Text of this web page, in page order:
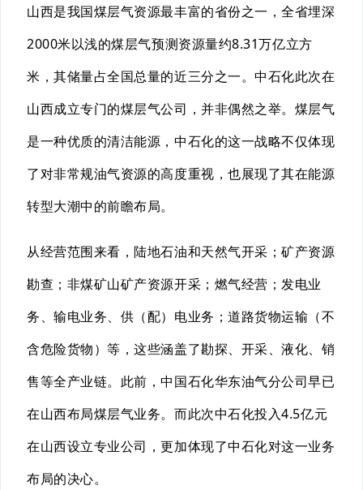
山西是我国煤层气资源最丰富的省份之一，全省埋深
2000米以浅的煤层气预测资源量约8.31万亿立方
米，其储量占全国总量的近三分之一。中石化此次在
山西成立专门的煤层气公司，并非偶然之举。煤层气
是一种优质的清洁能源，中石化的这一战略不仅体现
了对非常规油气资源的高度重视，也展现了其在能源
转型大潮中的前瞻布局。
从经营范围来看，陆地石油和天然气开采；矿产资源
勘查；非煤矿山矿产资源开采；燃气经营；发电业
务、输电业务、供（配）电业务；道路货物运输（不
含危险货物）等，这些涵盖了勘探、开采、液化、销
售等全产业链。此前，中国石化华东油气分公司早已
在山西布局煤层气业务。而此次中石化投入4.5亿元
在山西设立专业公司，更加体现了中石化对这一业务
布局的决心。